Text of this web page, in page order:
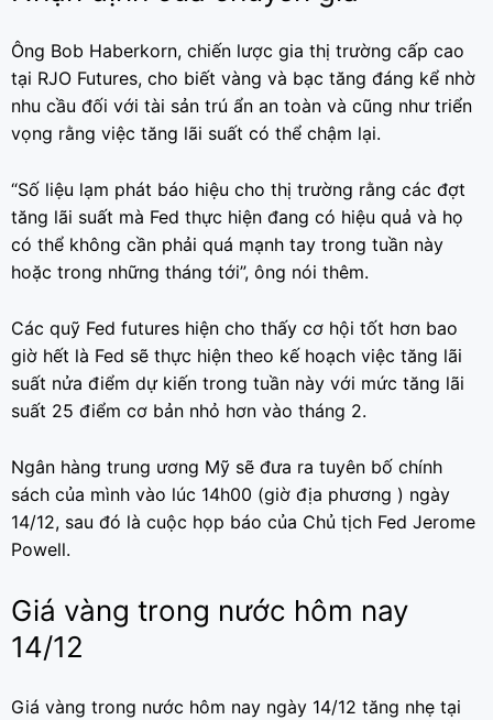
Ông Bob Haberkorn, chiến lược gia thị trường cấp cao
tại RJO Futures, cho biết vàng và bạc tăng đáng kể nhờ
nhu cầu đối với tài sản trú ẩn an toàn và cũng như triển
vọng rằng việc tăng lãi suất có thể chậm lại.
“Số liệu lạm phát báo hiệu cho thị trường rằng các đợt
tăng lãi suất mà Fed thực hiện đang có hiệu quả và họ
có thể không cần phải quá mạnh tay trong tuần này
hoặc trong những tháng tới”, ông nói thêm.
Các quỹ Fed futures hiện cho thấy cơ hội tốt hơn bao
giờ hết là Fed sẽ thực hiện theo kế hoạch việc tăng lãi
suất nửa điểm dự kiến ​​trong tuần này với mức tăng lãi
suất 25 điểm cơ bản nhỏ hơn vào tháng 2.
Ngân hàng trung ương Mỹ sẽ đưa ra tuyên bố chính
sách của mình vào lúc 14h00 (giờ địa phương ) ngày
14/12, sau đó là cuộc họp báo của Chủ tịch Fed Jerome
Powell.
Giá vàng trong nước hôm nay
14/12
Giá vàng trong nước hôm nay ngày 14/12 tăng nhẹ tại